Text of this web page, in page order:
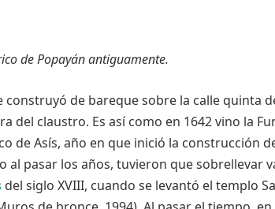
de Popayán antiguamente.
construyó de bareque sobre la calle quinta
del claustro. Es así como en 1642 vino la
de Asís, año en que inició la construcción
al pasar los años, tuvieron que sobrellevar
del siglo XVIII, cuando se levantó el templo